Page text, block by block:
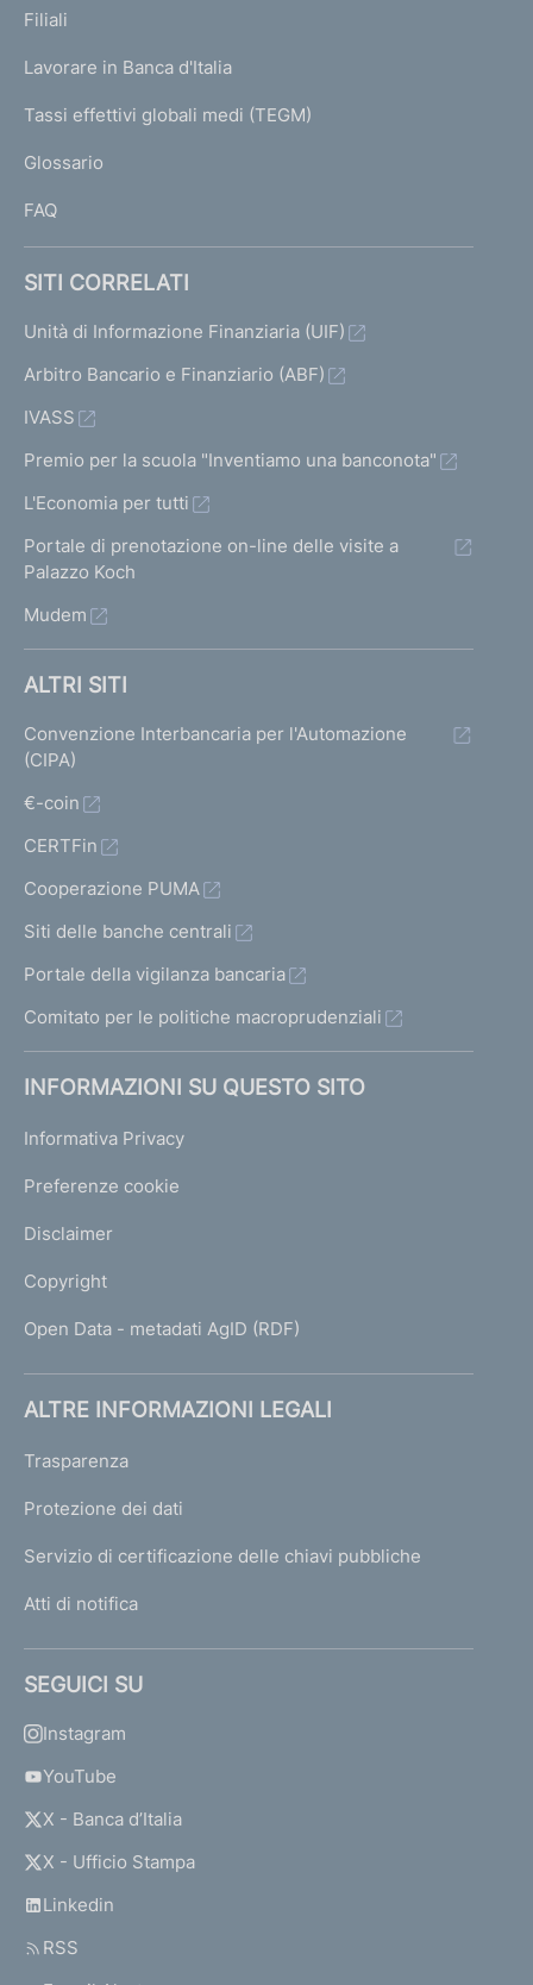
a
g
K
T
I
I
Filiali
Lavorare in Banca d'Italia
Tassi effettivi globali medi (TEGM)
Glossario
FAQ
SITI CORRELATI
Unità di Informazione Finanziaria (UIF)
Arbitro Bancario e Finanziario (ABF)
IVASS
Premio per la scuola "Inventiamo una banconota"
L'Economia per tutti
Portale di prenotazione on-line delle visite a
Palazzo Koch
Mudem
ALTRI SITI
Convenzione Interbancaria per l'Automazione
(CIPA)
€-coin
CERTFin
Cooperazione PUMA
Siti delle banche centrali
Portale della vigilanza bancaria
Comitato per le politiche macroprudenziali
INFORMAZIONI SU QUESTO SITO
Informativa Privacy
Preferenze cookie
Disclaimer
Copyright
Open Data - metadati AgID (RDF)
ALTRE INFORMAZIONI LEGALI
Trasparenza
Protezione dei dati
Servizio di certificazione delle chiavi pubbliche
Atti di notifica
SEGUICI SU
Instagram
YouTube
X - Banca d’Italia
X - Ufficio Stampa
Linkedin
RSS